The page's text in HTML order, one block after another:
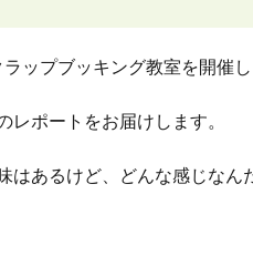
ップブッキング教室を開催し
ポートをお届けします。
はあるけど、どんな感じな